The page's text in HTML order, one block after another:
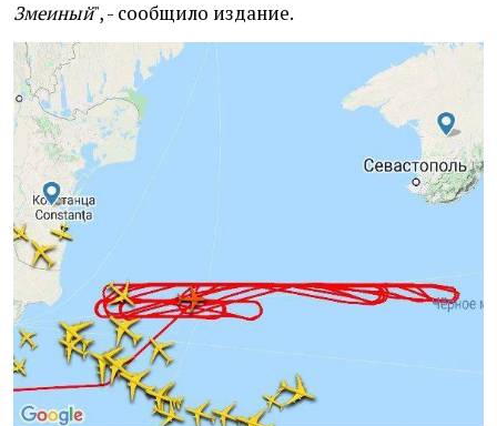
Змеиный", - сообщило издание.